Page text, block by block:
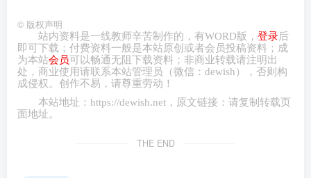
6.中华文明是在中国大地上产生的文明，也是同其他文
明不断交流互鉴而形成的文明。正因海纳百川，中华文明才
有博大精深的深厚积淀和生生不息的发展动力。这说明
( )
①文化因交流而多彩，文化因交融而丰富
© 版权声明
站内资料是一线教师辛苦制作的，有WORD版， 登录后
即可下载；付费资料一般是本站原创或者会员投稿资料；成
为本站会员可以畅通无阻下载资料；非商业转载请注明出
处，商业使用请联系本站管理员（微信： dewish ），否则构
成侵权。创作不易，请尊重劳动！
本站地址： https://dewish.net ，原文链接：请复制转载页
面地址。
THE END